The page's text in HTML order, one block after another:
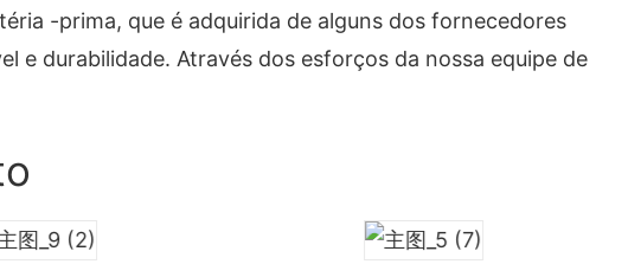
-prima, que é adquirida de alguns dos fornecedores
e durabilidade. Através dos esforços da nossa equipe de